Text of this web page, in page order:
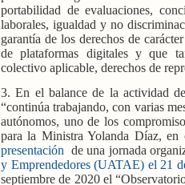
portabilidad de evaluaciones,
laborales, igualdad y no
garantía de los derechos de
de plataformas digitales y que
colectivo aplicable, derechos de
3. En el balance de la actividad
“continúa trabajando, con varias
autónomos, uno de los
para la Ministra Yolanda Díaz,
presentación de una jornada
y Emprendedores (UATAE) el 21
septiembre de 2020 el